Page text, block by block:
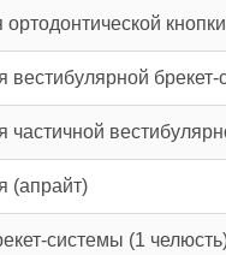
кнопки
вестибулярной
частичной
(апрайт)
системы (1